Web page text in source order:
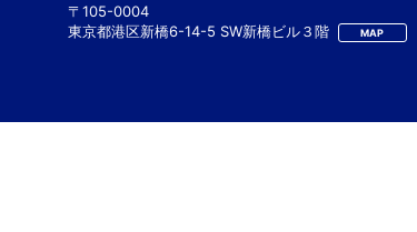
〒105-0004
東京都港区新橋6-14-5 SW新橋ビル３階
MAP